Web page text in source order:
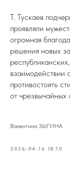
Т. Тускаев
проявляли
огромная
решения новых
взаимодействии
противостоять
от чрезвычайных
Валентина ЗЫГИНА
2026-04-16 18:10